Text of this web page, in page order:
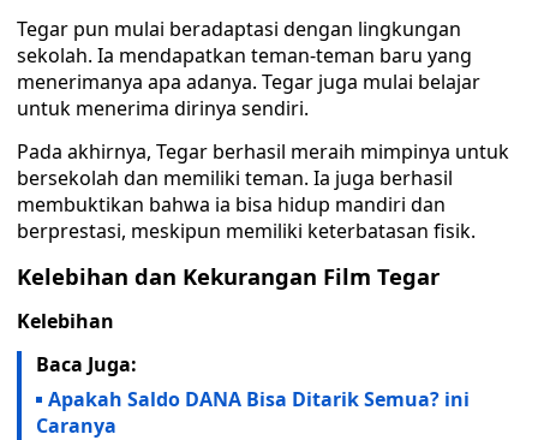
Tegar pun mulai beradaptasi dengan lingkungan
sekolah. Ia mendapatkan teman-teman baru yang
menerimanya apa adanya. Tegar juga mulai belajar
untuk menerima dirinya sendiri.
Pada akhirnya, Tegar berhasil meraih mimpinya untuk
bersekolah dan memiliki teman. Ia juga berhasil
membuktikan bahwa ia bisa hidup mandiri dan
berprestasi, meskipun memiliki keterbatasan fisik.
Kelebihan dan Kekurangan Film Tegar
Kelebihan
Baca Juga:
Apakah Saldo DANA Bisa Ditarik Semua? ini
Caranya